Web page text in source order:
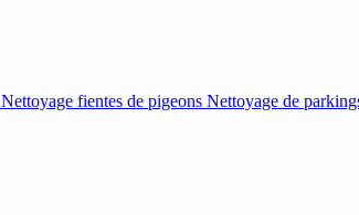
Nettoyage fientes de pigeons Nettoyage de